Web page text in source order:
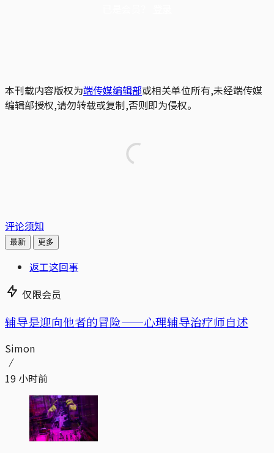
本刊载内容版权为端传媒编辑部或相关单位所有,未经端传媒
编辑部授权,请勿转载或复制,否则即为侵权。
评论须知
最新 更多
返工这回事
仅限会员
辅导是迎向他者的冒险——心理辅导治疗师自述
Simon
19 小时前